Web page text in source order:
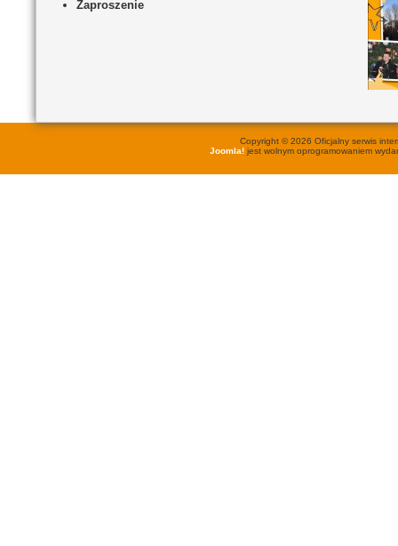
Zaproszenie
Copyright © 2026 Oficjalny serwis
Joomla!jest wolnym oprogramowaniem